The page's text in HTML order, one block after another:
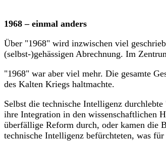
1968 – einmal anders
Über "1968" wird inzwischen viel
(selbst-)gehässigen Abrechnung. Im
"1968" war aber viel mehr. Die gesamte
des Kalten Kriegs haltmachte.
Selbst die technische Intelligenz
ihre Integration in den wissenschaftlichen
überfällige Reform durch, oder kamen die
technische Intelligenz befürchteten, was